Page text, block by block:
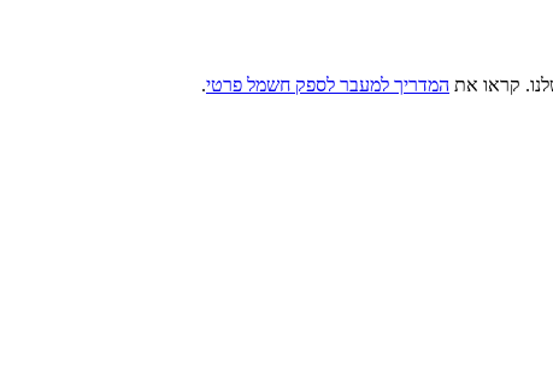
קראו את המדריך למעבר לספק חשמל פרטי.